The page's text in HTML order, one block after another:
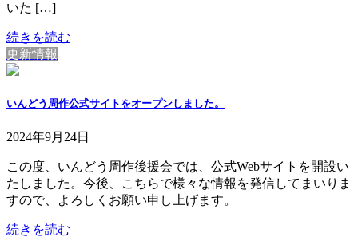
いた […]
続きを読む
更新情報
いんどう周作公式サイトをオープンしました。
2024年9月24日
この度、いんどう周作後援会では、公式Webサイトを開設い
たしました。今後、こちらで様々な情報を発信してまいりま
すので、よろしくお願い申し上げます。
続きを読む